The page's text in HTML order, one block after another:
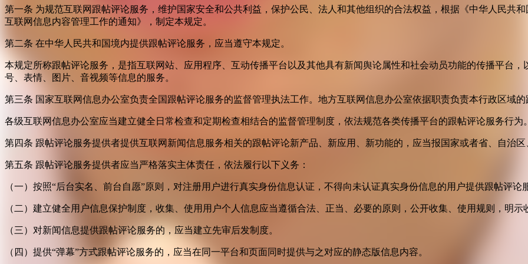
第一条 为规范互联网跟帖评论服务，维护国家安全和公共利益，保护公民、法人和其他组织的合法权益，根据《中华人民共
互联网信息内容管理工作的通知》，制定本规定。
第二条 在中华人民共和国境内提供跟帖评论服务，应当遵守本规定。
本规定所称跟帖评论服务，是指互联网站、应用程序、互动传播平台以及其他具有新闻舆论属性和社会动员功能的传播平台
号、表情、图片、音视频等信息的服务。
第三条 国家互联网信息办公室负责全国跟帖评论服务的监督管理执法工作。地方互联网信息办公室依据职责负责本行政区域
各级互联网信息办公室应当建立健全日常检查和定期检查相结合的监督管理制度，依法规范各类传播平台的跟帖评论服务行为
第四条 跟帖评论服务提供者提供互联网新闻信息服务相关的跟帖评论新产品、新应用、新功能的，应当报国家或者省、自治
第五条 跟帖评论服务提供者应当严格落实主体责任，依法履行以下义务：
（一）按照“后台实名、前台自愿”原则，对注册用户进行真实身份信息认证，不得向未认证真实身份信息的用户提供跟帖评论
（二）建立健全用户信息保护制度，收集、使用用户个人信息应当遵循合法、正当、必要的原则，公开收集、使用规则，明
（三）对新闻信息提供跟帖评论服务的，应当建立先审后发制度。
（四）提供“弹幕”方式跟帖评论服务的，应当在同一平台和页面同时提供与之对应的静态版信息内容。